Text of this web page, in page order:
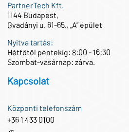
PartnerTech Kft.
1144 Budapest,
Gvadányi u. 61-65., „A” épület
Nyitva tartás:
Hétfőtől péntekig: 8:00 - 16:30
Szombat-vasárnap: zárva.
Kapcsolat
Központi telefonszám
+36 1 433 0100